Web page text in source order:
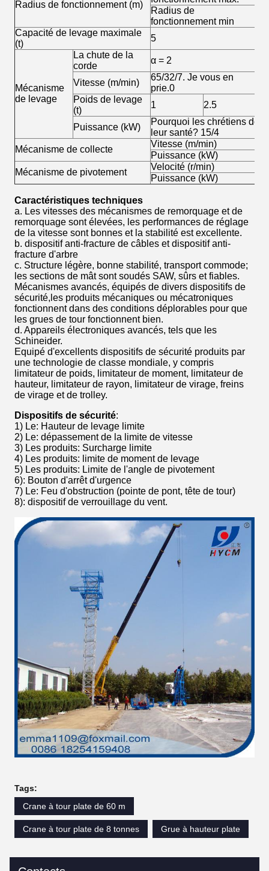
Radius de fonctionnement (m)
Radius de
fonctionnement min
Capacité de levage maximale
(t)
5
Mécanisme
de levage
La chute de la
corde
α = 2
Vitesse (m/min)
65/32/7. Je vous en
prie.0
Poids de levage
(t)
1 2.5
Puissance (kW)
Pourquoi les chrétiens
leur santé? 15/4
Mécanisme de collecte
Vitesse (m/min)
Puissance (kW)
Mécanisme de pivotement
Velocité (r/min)
Puissance (kW)
Caractéristiques techniques
a. Les vitesses des mécanismes de remorquage et de
remorquage sont élevées, les performances de réglage
de la vitesse sont bonnes et la stabilité est excellente.
b. dispositif anti-fracture de câbles et dispositif anti-
fracture d'arbre
c. Structure légère, bonne stabilité, transport commode;
les sections de mât sont soudés SAW, sûrs et fiables.
Mécanismes avancés, équipés de divers dispositifs de
sécurité,les produits mécaniques ou mécatroniques
fonctionnent dans des conditions déplorables pour que
les grues de tour fonctionnent bien.
d. Appareils électroniques avancés, tels que les
Schineider.
Equipé d'excellents dispositifs de sécurité produits par
une technologie de classe mondiale, y compris
limitateur de poids, limitateur de moment, limitateur de
hauteur, limitateur de rayon, limitateur de virage, freins
de virage et de trolley.
Dispositifs de sécurité:
1) Le: Hauteur de levage limite
2) Le: dépassement de la limite de vitesse
3) Les produits: Surcharge limite
4) Les produits: limite de moment de levage
5) Les produits: Limite de l'angle de pivotement
6): Bouton d'arrêt d'urgence
7) Le: Feu d'obstruction (pointe de pont, tête de tour)
8): dispositif de verrouillage du vent.
Tags:
Crane à tour plate de 60 m
Crane à tour plate de 8 tonnes Grue à hauteur plate